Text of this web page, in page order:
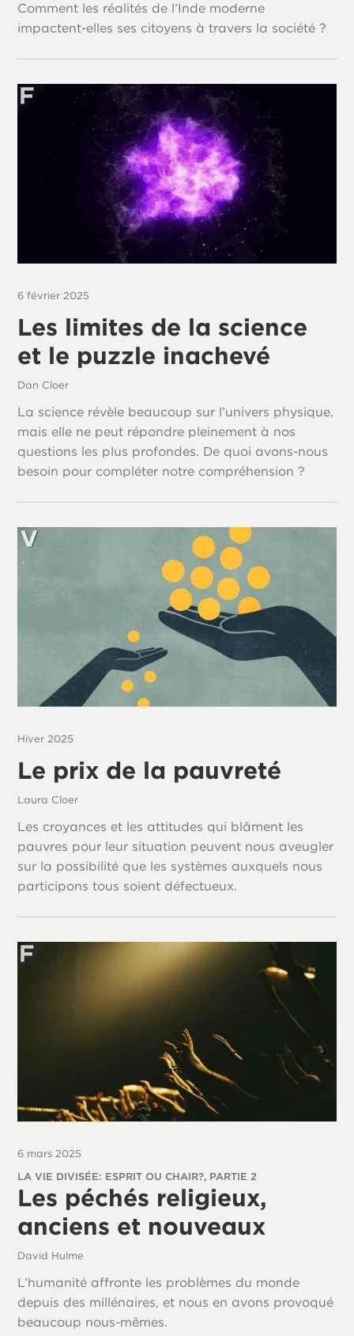
Comment les réalités de l’Inde moderne
impactent-elles ses citoyens à travers la société ?
6 février 2025
Les limites de la science
et le puzzle inachevé
Dan Cloer
La science révèle beaucoup sur l’univers physique,
mais elle ne peut répondre pleinement à nos
questions les plus profondes. De quoi avons-nous
besoin pour compléter notre compréhension ?
Hiver 2025
Le prix de la pauvreté
Laura Cloer
Les croyances et les attitudes qui blâment les
pauvres pour leur situation peuvent nous aveugler
sur la possibilité que les systèmes auxquels nous
participons tous soient défectueux.
6 mars 2025
LA VIE DIVISÉE: ESPRIT OU CHAIR?, PARTIE 2
Les péchés religieux,
anciens et nouveaux
David Hulme
L’humanité affronte les problèmes du monde
depuis des millénaires, et nous en avons provoqué
beaucoup nous-mêmes.